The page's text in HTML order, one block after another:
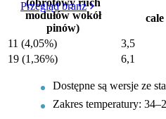
Przegląd branż
(obrotowy ruch
modułów wokół
pinów)
cale
11 (4,05%)
3,5
19 (1,36%)
6,1
Dostępne są wersje ze
Zakres temperatury: